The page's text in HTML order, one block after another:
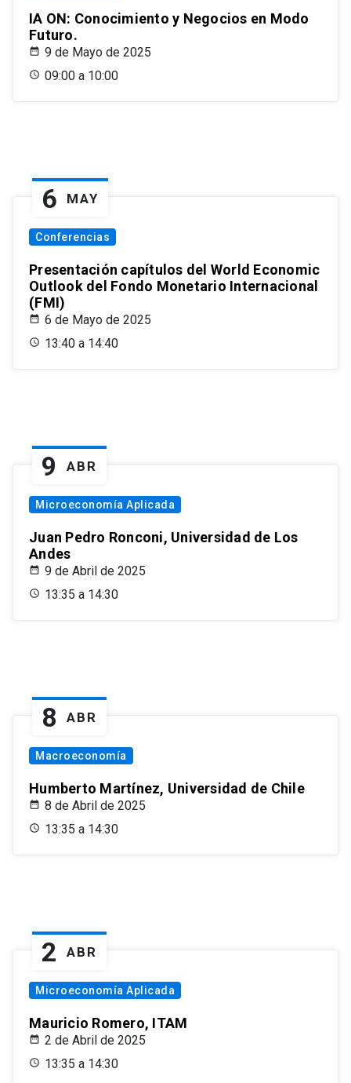
IA ON: Conocimiento y Negocios en Modo
Futuro.
9 de Mayo de 2025
09:00 a 10:00
6 MAY
Conferencias
Presentación capítulos del World Economic
Outlook del Fondo Monetario Internacional
(FMI)
6 de Mayo de 2025
13:40 a 14:40
9 ABR
Microeconomía Aplicada
Juan Pedro Ronconi, Universidad de Los
Andes
9 de Abril de 2025
13:35 a 14:30
8 ABR
Macroeconomía
Humberto Martínez, Universidad de Chile
8 de Abril de 2025
13:35 a 14:30
2 ABR
Microeconomía Aplicada
Mauricio Romero, ITAM
2 de Abril de 2025
13:35 a 14:30